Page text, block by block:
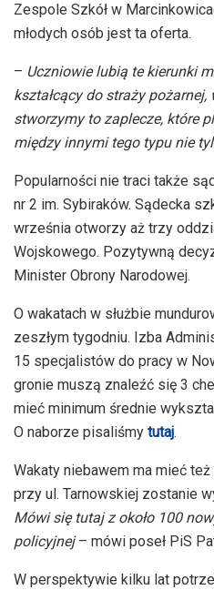
Zespole Szkół w
młodych osób jest ta oferta.
– Uczniowie lubią te kierunki
kształcący do straży
stworzymy to zaplecze, które
między innymi tego typu nie
Popularności nie traci także
nr 2 im. Sybiraków. Sądecka
września otworzy aż trzy
Wojskowego. Pozytywną
Minister Obrony Narodowej.
O wakatach w służbie
zeszłym tygodniu. Izba
15 specjalistów do pracy w
gronie muszą znaleźć się 3
mieć minimum średnie
O naborze pisaliśmy tutaj.
Wakaty niebawem ma mieć też
przy ul. Tarnowskiej zostanie
Mówi się tutaj z około 100
policyjnej– mówi poseł PiS
W perspektywie kilku lat